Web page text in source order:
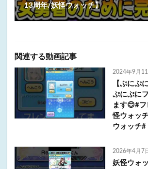
13周年/妖怪ウォッチ】
関連する動画記事
2024年9月11
【ぷにぷ
ぷにぷに
ます😊#
怪ウォッ
ウォッチ#
2026年4月7
妖怪ウォ